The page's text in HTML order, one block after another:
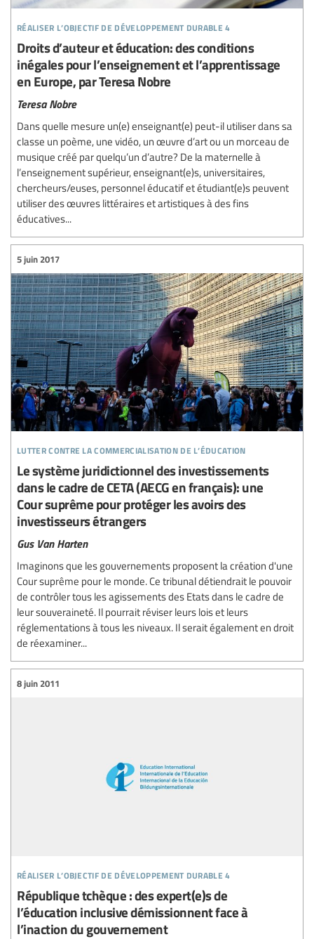
réaliser l’objectif de développement durable 4
Droits d’auteur et éducation: des conditions
inégales pour l’enseignement et l’apprentissage
en Europe, par Teresa Nobre
Teresa Nobre
Dans quelle mesure un(e) enseignant(e) peut-il utiliser dans sa
classe un poème, une vidéo, un œuvre d’art ou un morceau de
musique créé par quelqu’un d’autre? De la maternelle à
l’enseignement supérieur, enseignant(e)s, universitaires,
chercheurs/euses, personnel éducatif et étudiant(e)s peuvent
utiliser des œuvres littéraires et artistiques à des fins
éducatives...
lutter contre la commercialisation de l’éducation
5 juin 2017
Le système juridictionnel des investissements
dans le cadre de CETA (AECG en français): une
Cour suprême pour protéger les avoirs des
investisseurs étrangers
Gus Van Harten
Imaginons que les gouvernements proposent la création d'une
Cour suprême pour le monde. Ce tribunal détiendrait le pouvoir
de contrôler tous les agissements des Etats dans le cadre de
leur souveraineté. Il pourrait réviser leurs lois et leurs
réglementations à tous les niveaux. Il serait également en droit
de réexaminer...
réaliser l’objectif de développement durable 4
8 juin 2011
République tchèque : des expert(e)s de
l’éducation inclusive démissionnent face à
l’inaction du gouvernement